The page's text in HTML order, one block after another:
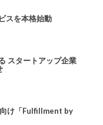
スを本格始動
スタートアップ企業
け「Fulfillment by